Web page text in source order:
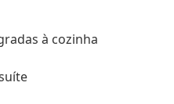
à cozinha